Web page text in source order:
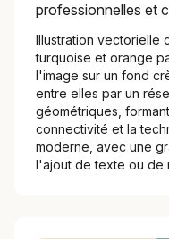
professionnelles et
Illustration vectorielle
turquoise et orange
l'image sur un fond
entre elles par un
géométriques,
connectivité et la
moderne, avec une
l'ajout de texte ou de